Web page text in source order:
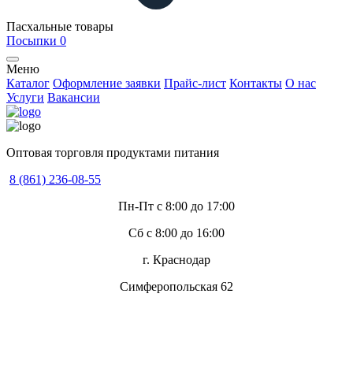
Пасхальные товары
Посыпки 0
Меню
Каталог Оформление заявки Прайс-лист Контакты О нас
Услуги Вакансии
Оптовая торговля продуктами питания
8 (861) 236-08-55
Пн-Пт с 8:00 до 17:00
Сб с 8:00 до 16:00
г. Краснодар
Симферопольская 62